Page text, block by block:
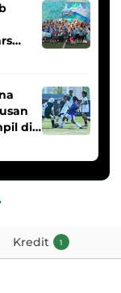
di
Kredit 1